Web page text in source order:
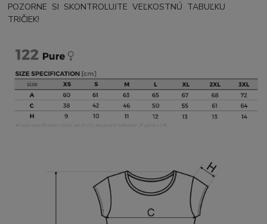
POZORNE SI SKONTROLUJTE VEĽKOSTNÚ TABUĽKU
TRIČIEK!